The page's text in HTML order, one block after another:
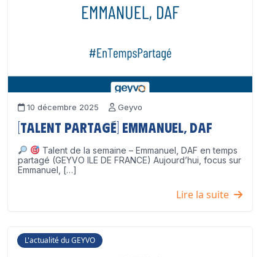
10 décembre 2025 Geyvo
[Talent partagé] Emmanuel, DAF
Talent de la semaine – Emmanuel, DAF en temps
partagé (GEYVO ILE DE FRANCE) Aujourd’hui, focus sur
Emmanuel, […]
Lire la suite
L'actualité du GEYVO